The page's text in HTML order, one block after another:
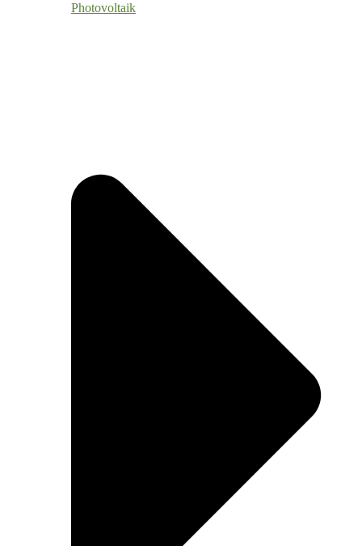
Photovoltaik